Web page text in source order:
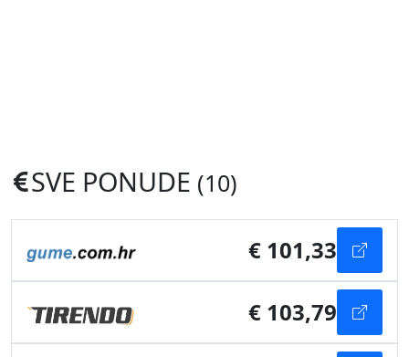
SVE PONUDE (10)
€ 101,33
€ 103,79